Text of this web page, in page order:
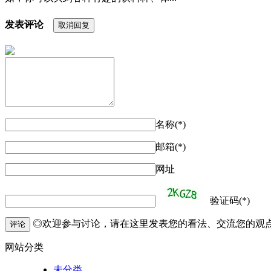
发表评论 取消回复
名称(*)
邮箱(*)
网址
验证码(*)
评论 ◎欢迎参与讨论，请在这里发表您的看法、交流您的观
网站分类